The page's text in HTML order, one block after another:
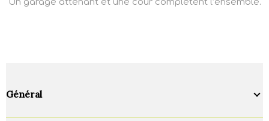
Un garage attenant et une cour complètent l’ensemble.
Général